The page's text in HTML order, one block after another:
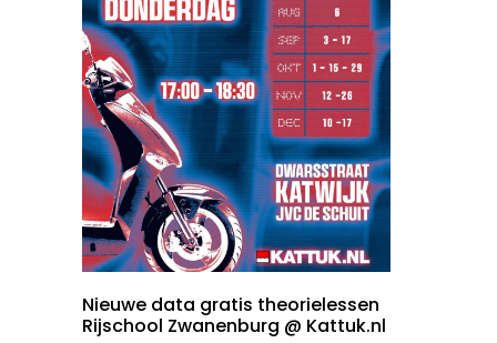
Nieuwe data gratis theorielessen
Rijschool Zwanenburg @ Kattuk.nl